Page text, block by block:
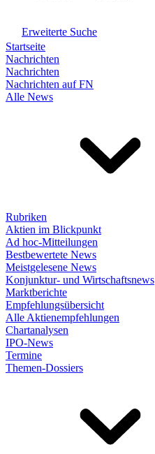
Erweiterte Suche
Startseite
Nachrichten
Nachrichten
Nachrichten auf FN
Alle News
Rubriken
Aktien im Blickpunkt
Ad hoc-Mitteilungen
Bestbewertete News
Meistgelesene News
Konjunktur- und Wirtschaftsnews
Marktberichte
Empfehlungsübersicht
Alle Aktienempfehlungen
Chartanalysen
IPO-News
Termine
Themen-Dossiers